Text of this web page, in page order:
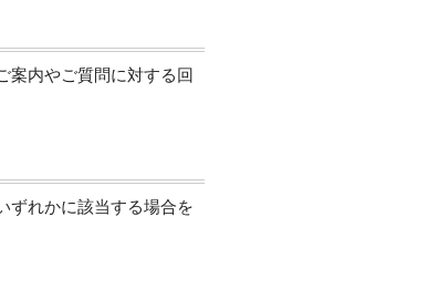
案内やご質問に対する回
ずれかに該当する場合を